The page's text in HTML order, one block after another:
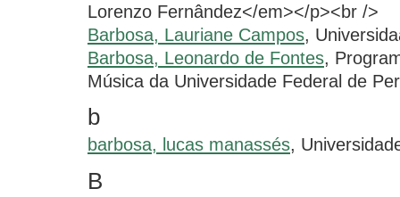
Lorenzo Fernândez</em></p><br />
Barbosa, Lauriane Campos,
Barbosa, Leonardo de Fontes,
Música da Universidade Federal de
b
barbosa, lucas manassés,
B